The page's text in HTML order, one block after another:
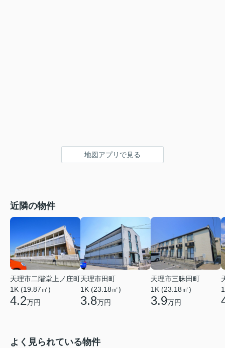
地図アプリで見る
近隣の物件
天理市二階堂上ノ庄町
1K (19.87㎡)
4.2万円
天理市田町
1K (23.18㎡)
3.8万円
天理市三昧田町
1K (23.18㎡)
3.9万円
よく見られている物件